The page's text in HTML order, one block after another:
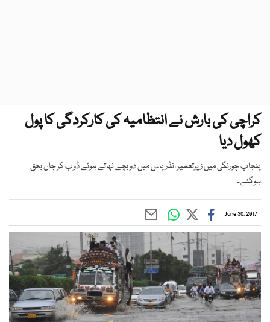
کراچی کی بارش نے انتظامیہ کی کارکردگی کا پول
کھول دیا
پنجاب چورنگی میں زیرتعمیر انڈر پاس میں دو بچے نہاتے ہوئے ڈوب کر جاں بحق
ہوگئے۔
June 30, 2017